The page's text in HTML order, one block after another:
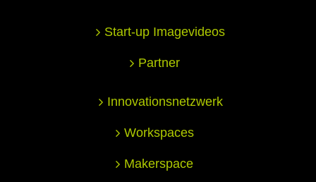
Start-up Imagevideos
Partner
Innovationsnetzwerk
Workspaces
Makerspace